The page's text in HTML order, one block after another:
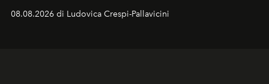
Sarà il momento in cui gli occhi si alzano verso la volta
celeste per seguire il passaggio delle
08.08.2026 di Ludovica Crespi-Pallavicini